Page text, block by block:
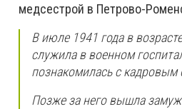
медсестрой в Петрово-
В июле 1941 года в
служила в военном
познакомилась с
Позже за него вышла